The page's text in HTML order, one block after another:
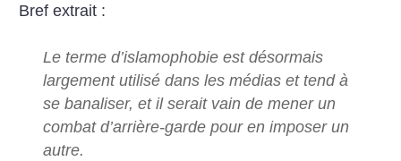
Bref extrait :
Le terme d’islamophobie est désormais
largement utilisé dans les médias et tend à
se banaliser, et il serait vain de mener un
combat d’arrière-garde pour en imposer un
autre.